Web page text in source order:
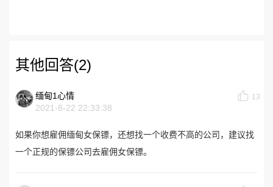
其他回答(2)
缅甸1心情
2021-8-22 22:33:38
13
如果你想雇佣缅甸女保镖，还想找一个收费不高的公司，建议找
一个正规的保镖公司去雇佣女保镖。